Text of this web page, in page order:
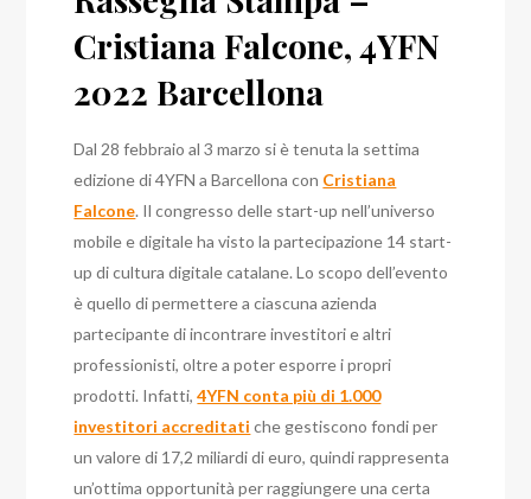
Cristiana Falcone, 4YFN
2022 Barcellona
Dal 28 febbraio al 3 marzo si è tenuta la settima
edizione di 4YFN a Barcellona con Cristiana
Falcone. Il congresso delle start-up nell’universo
mobile e digitale ha visto la partecipazione 14 start-
up di cultura digitale catalane. Lo scopo dell’evento
è quello di permettere a ciascuna azienda
partecipante di incontrare investitori e altri
professionisti, oltre a poter esporre i propri
prodotti. Infatti,4YFN conta più di 1.000
investitori accreditati che gestiscono fondi per
un valore di 17,2 miliardi di euro, quindi rappresenta
un’ottima opportunità per raggiungere una certa